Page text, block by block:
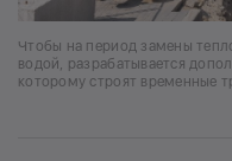
Чтобы на период замены
водой, разрабатывается
которому строят временные